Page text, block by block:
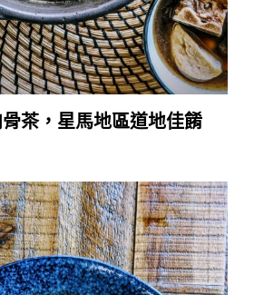
茶，星馬地區道地佳餚